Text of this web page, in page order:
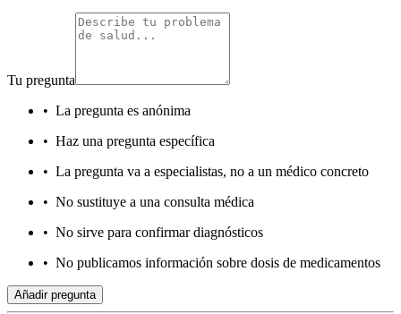
Tu pregunta
• La pregunta es anónima
• Haz una pregunta específica
• La pregunta va a especialistas, no a un médico concreto
• No sustituye a una consulta médica
• No sirve para confirmar diagnósticos
• No publicamos información sobre dosis de medicamentos
Añadir pregunta